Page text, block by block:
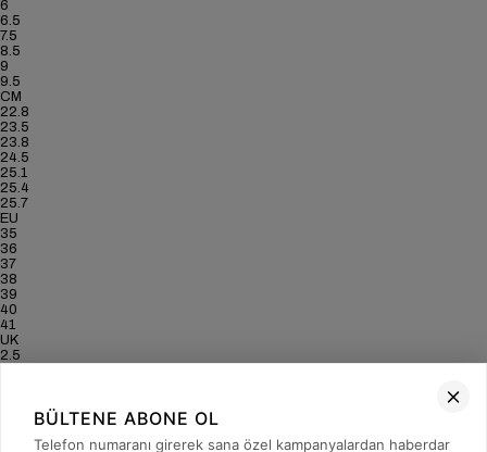
6
6.5
7.5
8.5
9
9.5
CM
22.8
23.5
23.8
24.5
25.1
25.4
25.7
EU
35
36
37
38
39
40
41
UK
2.5
BÜLTENE ABONE OL
Telefon numaranı girerek sana özel kampanyalardan haberdar